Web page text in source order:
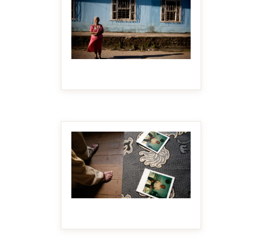
MAKE IT BIGGER
MAKE IT BIGGER